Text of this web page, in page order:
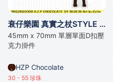
衰仔樂園 真實之杖STYLE 掛件
45mm x 70mm 單層單面D扣壓
克力掛件
HZP Chocolate
30 - 55 珍珠